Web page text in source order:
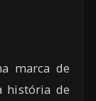
marca de
história de